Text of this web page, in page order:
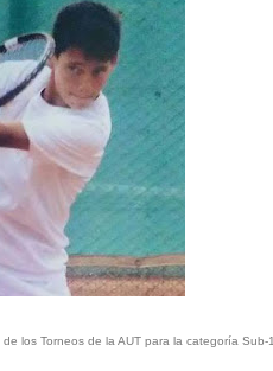
los Torneos de la AUT para la categoría Sub-